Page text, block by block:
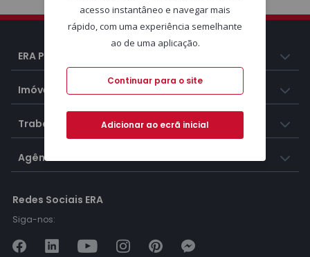
ERA Portugal
Imóveis
Trabalhar na ERA
Agências ERA
Redes Sociais ERA
Siga-nos:
acesso instantâneo e navegar mais
rápido, com uma experiência semelhante
ao de uma aplicação.
Continuar para o site
Adicionar ao ecrã inicial